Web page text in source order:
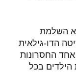
השלמת
הדו-גילאית
החסרונות
בכל